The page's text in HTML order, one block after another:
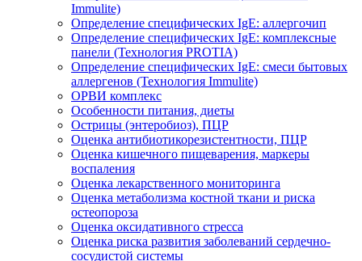
Immulite)
Определение специфических IgЕ: аллергочип
Определение специфических IgЕ: комплексные
панели (Технология PROTIA)
Определение специфических IgЕ: смеси бытовых
аллергенов (Технология Immulite)
ОРВИ комплекс
Особенности питания, диеты
Острицы (энтеробиоз), ПЦР
Оценка антибиотикорезистентности, ПЦР
Оценка кишечного пищеварения, маркеры
воспаления
Оценка лекарственного мониторинга
Оценка метаболизма костной ткани и риска
остеопороза
Оценка оксидативного стресса
Оценка риска развития заболеваний сердечно-
сосудистой системы